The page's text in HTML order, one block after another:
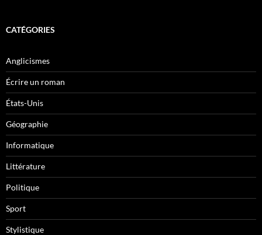
CATÉGORIES
Anglicismes
Écrire un roman
États-Unis
Géographie
Informatique
Littérature
Politique
Sport
Stylistique